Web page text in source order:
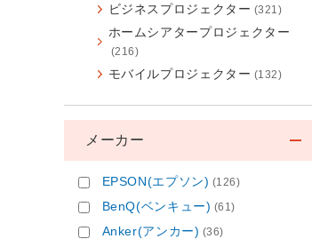
ビジネスプロジェクター (321)
ホームシアタープロジェクター
(216)
モバイルプロジェクター (132)
メーカー
EPSON(エプソン) (126)
BenQ(ベンキュー) (61)
Anker(アンカー) (36)